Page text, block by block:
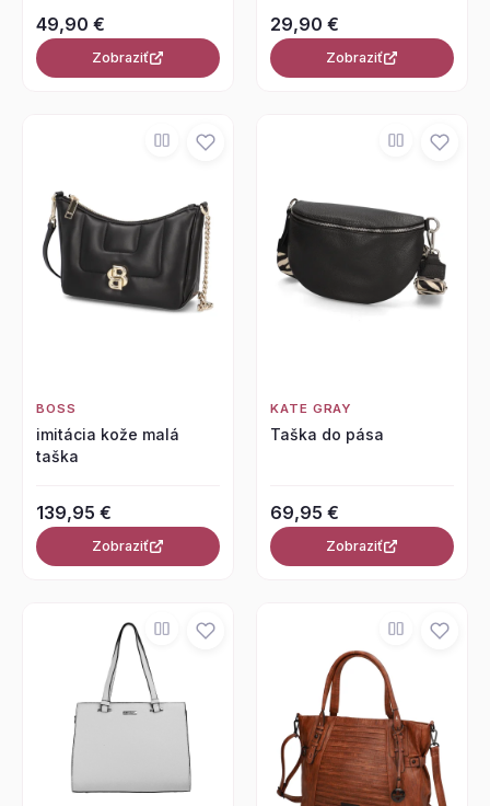
49,90 €
Zobraziť
29,90 €
Zobraziť
BOSS
imitácia kože malá
taška
139,95 €
Zobraziť
KATE GRAY
Taška do pása
69,95 €
Zobraziť